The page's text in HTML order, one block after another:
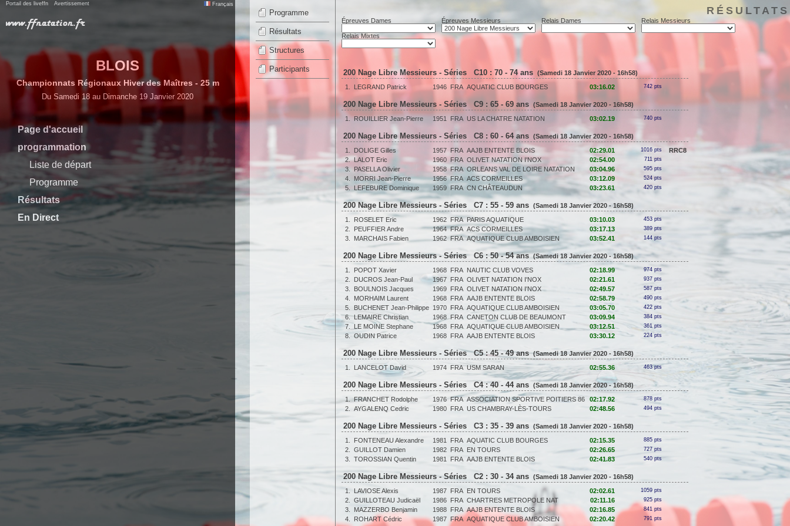
Portail des liveffn Avertissement Français
BLOIS
Championnats Régionaux Hiver des Maîtres - 25 m
Du Samedi 18 au Dimanche 19 Janvier 2020
Page d'accueil
programmation
Liste de départ
Programme
Résultats
En Direct
Programme
Résultats
Structures
Participants
RÉSULTATS
Épreuves Dames Épreuves Messieurs Relais Dames Relais Messieurs
Relais Mixtes
200 Nage Libre Messieurs - Séries C10 : 70 - 74 ans (Samedi 18 Janvier 2020 - 16h58)
1.
LEGRAND Patrick 1946 FRA AQUATIC CLUB BOURGES 03:16.02 742 pts
200 Nage Libre Messieurs - Séries C9 : 65 - 69 ans (Samedi 18 Janvier 2020 - 16h58)
1.
ROUILLIER Jean-Pierre 1951 FRA US LA CHATRE NATATION 03:02.19 740 pts
200 Nage Libre Messieurs - Séries C8 : 60 - 64 ans (Samedi 18 Janvier 2020 - 16h58)
1.
DOLIGE Gilles 1957 FRA AAJB ENTENTE BLOIS 02:29.01 1016 pts
RRC8
2. LALOT Eric 1960 FRA OLIVET NATATION I'NOX 02:54.00 711 pts
3. PASELLA Olivier 1958 FRA ORLEANS VAL DE LOIRE NATATION 03:04.96 595 pts
4. MORRI Jean-Pierre 1956 FRA ACS CORMEILLES 03:12.09 524 pts
5. LEFEBURE Dominique 1959 FRA CN CHÂTEAUDUN 03:23.61 420 pts
200 Nage Libre Messieurs - Séries C7 : 55 - 59 ans (Samedi 18 Janvier 2020 - 16h58)
1.
ROSELET Eric 1962 FRA PARIS AQUATIQUE 03:10.03 453 pts
2. PEUFFIER Andre 1964 FRA ACS CORMEILLES 03:17.13 389 pts
3. MARCHAIS Fabien 1962 FRA AQUATIQUE CLUB AMBOISIEN 03:52.41 144 pts
200 Nage Libre Messieurs - Séries C6 : 50 - 54 ans (Samedi 18 Janvier 2020 - 16h58)
1.
POPOT Xavier 1968 FRA NAUTIC CLUB VOVES 02:18.99 974 pts
2. DUCROS Jean-Paul 1967 FRA OLIVET NATATION I'NOX 02:21.61 937 pts
3. BOULNOIS Jacques 1969 FRA OLIVET NATATION I'NOX 02:49.57 587 pts
4. MORHAIM Laurent 1968 FRA AAJB ENTENTE BLOIS 02:58.79 490 pts
5. BUCHENET Jean-Philippe 1970 FRA AQUATIQUE CLUB AMBOISIEN 03:05.70 422 pts
6. LEMAIRE Christian 1968 FRA CANETON CLUB DE BEAUMONT 03:09.94 384 pts
7. LE MOINE Stephane 1968 FRA AQUATIQUE CLUB AMBOISIEN 03:12.51 361 pts
8. OUDIN Patrice 1968 FRA AAJB ENTENTE BLOIS 03:30.12 224 pts
200 Nage Libre Messieurs - Séries C5 : 45 - 49 ans (Samedi 18 Janvier 2020 - 16h58)
1.
LANCELOT David 1974 FRA USM SARAN 02:55.36 463 pts
200 Nage Libre Messieurs - Séries C4 : 40 - 44 ans (Samedi 18 Janvier 2020 - 16h58)
1. FRANCHET Rodolphe 1976 FRA ASSOCIATION SPORTIVE POITIERS 86 02:17.92 878 pts
2. AYGALENQ Cedric 1980 FRA US CHAMBRAY-LÈS-TOURS 02:48.56 494 pts
200 Nage Libre Messieurs - Séries C3 : 35 - 39 ans (Samedi 18 Janvier 2020 - 16h58)
1.
FONTENEAU Alexandre 1981 FRA AQUATIC CLUB BOURGES 02:15.35 885 pts
2. GUILLOT Damien 1982 FRA EN TOURS 02:26.65 727 pts
3. TOROSSIAN Quentin 1981 FRA AAJB ENTENTE BLOIS 02:41.83 540 pts
200 Nage Libre Messieurs - Séries C2 : 30 - 34 ans (Samedi 18 Janvier 2020 - 16h58)
1.
LAVIOSE Alexis 1987 FRA EN TOURS 02:02.61 1059 pts
2. GUILLOTEAU Judicaël 1986 FRA CHARTRES METROPOLE NAT 02:11.16 925 pts
3. MAZZERBO Benjamin 1988 FRA AAJB ENTENTE BLOIS 02:16.85 841 pts
4. ROHART Cédric 1987 FRA AQUATIQUE CLUB AMBOISIEN 02:20.42 791 pts